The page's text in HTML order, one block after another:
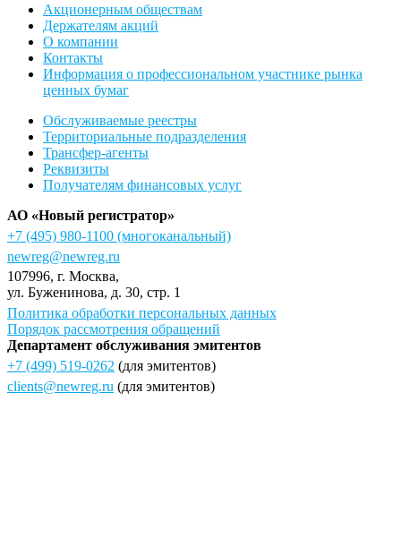
Акционерным обществам
Держателям акций
О компании
Контакты
Информация о профессиональном участнике рынка
ценных бумаг
Обслуживаемые реестры
Территориальные подразделения
Трансфер-агенты
Реквизиты
Получателям финансовых услуг
АО «Новый регистратор»
+7 (495) 980-1100 (многоканальный)
newreg@newreg.ru
107996, г. Москва,
ул. Буженинова, д. 30, стр. 1
Политика обработки персональных данных
Порядок рассмотрения обращений
Департамент обслуживания эмитентов
+7 (499) 519-0262 (для эмитентов)
clients@newreg.ru (для эмитентов)